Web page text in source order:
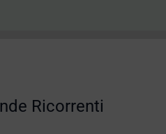
Ricorrenti